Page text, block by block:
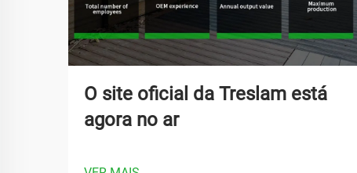
O site oficial da Treslam está
agora no ar